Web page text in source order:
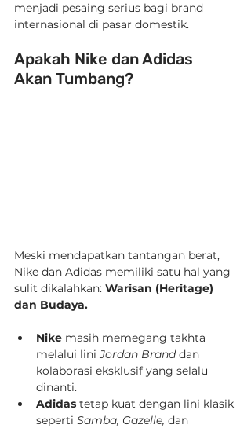
menjadi pesaing serius bagi brand
internasional di pasar domestik.
Apakah Nike dan Adidas
Akan Tumbang?
Meski mendapatkan tantangan berat,
Nike dan Adidas memiliki satu hal yang
sulit dikalahkan: Warisan (Heritage)
dan Budaya.
Nike masih memegang takhta
melalui lini Jordan Brand dan
kolaborasi eksklusif yang selalu
dinanti.
Adidas tetap kuat dengan lini klasik
seperti Samba, Gazelle, dan